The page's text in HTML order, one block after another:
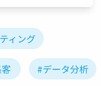
ィング
#データ分析